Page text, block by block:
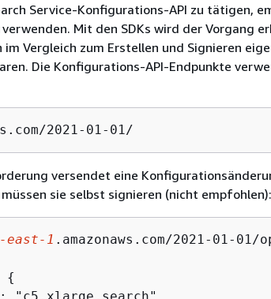
Service-Konfigurations-API zu tätigen,
verwenden. Mit den SDKs wird der Vorgang
Vergleich zum Erstellen und Signieren
Die Konfigurations-API-Endpunkte
2021-01-01/
versendet eine
sie selbst signieren (nicht empfohlen):
east-1 .amazonaws.com/2021-01-01/
{